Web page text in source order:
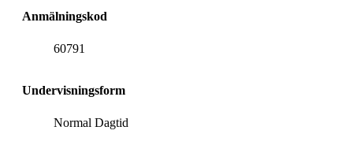
Anmälningskod
60791
Undervisningsform
Normal Dagtid